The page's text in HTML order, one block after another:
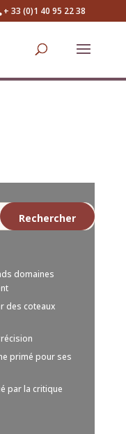
+ 33 (0)1 40 95 22 38
domaines
des coteaux
primé pour ses
par la critique